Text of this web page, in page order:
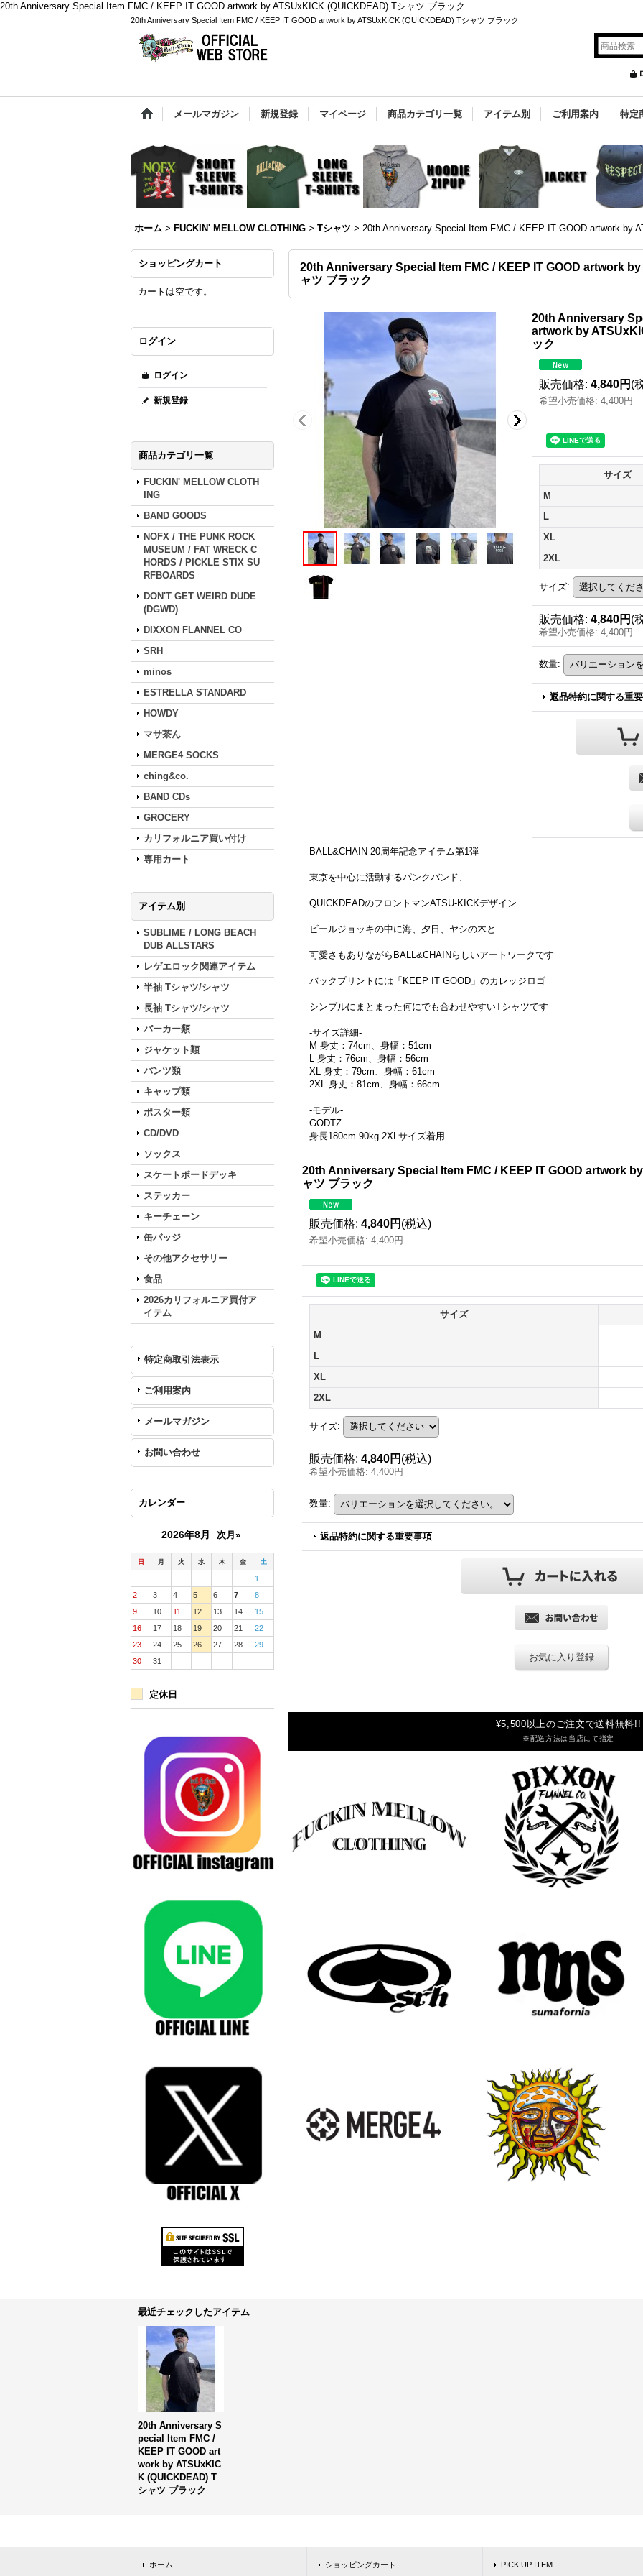
20th Anniversary Special Item FMC / KEEP IT GOOD artwork by ATSUxKICK (QUICKDEAD) Tシャツ ブラック
20th Anniversary Special Item FMC / KEEP IT GOOD artwork by ATSUxKICK (QUICKDEAD) Tシャツ ブラック
メールマガジン 新規登録 マイページ 商品カテゴリ一覧 アイテム別 ご利用案内 特定
ホーム > FUCKIN' MELLOW CLOTHING > Tシャツ > 20th Anniversary Special Item FMC / KEEP IT GOOD artwork by
ショッピングカート
カートは空です。
ログイン
ログイン
新規登録
商品カテゴリ一覧
FUCKIN' MELLOW CLOTH
ING
BAND GOODS
NOFX / THE PUNK ROCK
MUSEUM / FAT WRECK C
HORDS / PICKLE STIX SU
RFBOARDS
DON'T GET WEIRD DUDE
(DGWD)
DIXXON FLANNEL CO
SRH
minos
ESTRELLA STANDARD
HOWDY
マサ茶ん
MERGE4 SOCKS
ching&co.
BAND CDs
GROCERY
カリフォルニア買い付け
専用カート
アイテム別
SUBLIME / LONG BEACH
DUB ALLSTARS
レゲエロック関連アイテム
半袖 Tシャツ/シャツ
長袖 Tシャツ/シャツ
パーカー類
ジャケット類
パンツ類
キャップ類
ポスター類
CD/DVD
ソックス
スケートボードデッキ
ステッカー
キーチェーン
缶バッジ
その他アクセサリー
食品
2026カリフォルニア買付ア
イテム
特定商取引法表示
ご利用案内
メールマガジン
お問い合わせ
カレンダー
2026年8月 次月»
日 月 火 水 木 金 土
1
2
3 4 5 6 7
8
9
10 11 12 13 14
15
16
17 18 19 20 21
22
23
24 25 26 27 28
29
30
31
定休日
20th Anniversary Special Item FMC / KEEP IT GOOD artwork
ャツ ブラック
20th Anniversary
artwork by
ック
販売価格: 4,840円 (
希望小売価格: 4,400円
サイズ
M
L
XL
2XL
サイズ:
販売価格: 4,840円 (
希望小売価格: 4,400円
数量:
返品特約に関する重
BALL&CHAIN 20周年記念アイテム第1弾
東京を中心に活動するパンクバンド、
QUICKDEADのフロントマンATSU-KICKデザイン
ビールジョッキの中に海、夕日、ヤシの木と
可愛さもありながらBALL&CHAINらしいアートワークです
バックプリントには「KEEP IT GOOD」のカレッジロゴ
シンプルにまとまった何にでも合わせやすいTシャツです
-サイズ詳細-
M 身丈：74cm、身幅：51cm
L 身丈：76cm、身幅：56cm
XL 身丈：79cm、身幅：61cm
2XL 身丈：81cm、身幅：66cm
-モデル-
GODTZ
身長180cm 90kg 2XLサイズ着用
20th Anniversary Special Item FMC / KEEP IT GOOD artwork
ャツ ブラック
販売価格: 4,840円 (税込)
希望小売価格: 4,400円
サイズ
M
L
XL
2XL
サイズ:
販売価格: 4,840円 (税込)
希望小売価格: 4,400円
数量:
返品特約に関する重要事項
お気に入り登録
¥5,500以上のご注文で送料無料!!
※配送方法は当店にて指定
最近チェックしたアイテム
20th Anniversary S
pecial Item FMC /
KEEP IT GOOD art
work by ATSUxKIC
K (QUICKDEAD) T
シャツ ブラック
ホーム ショッピングカート PICK UP ITEM